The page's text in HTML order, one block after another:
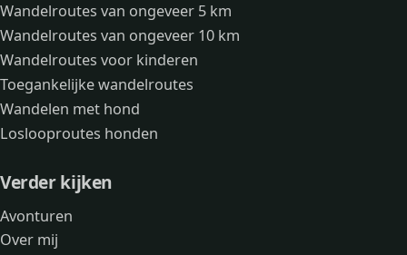
Wandelroutes van ongeveer 5 km
Wandelroutes van ongeveer 10 km
Wandelroutes voor kinderen
Toegankelijke wandelroutes
Wandelen met hond
Loslooproutes honden
Verder kijken
Avonturen
Over mij